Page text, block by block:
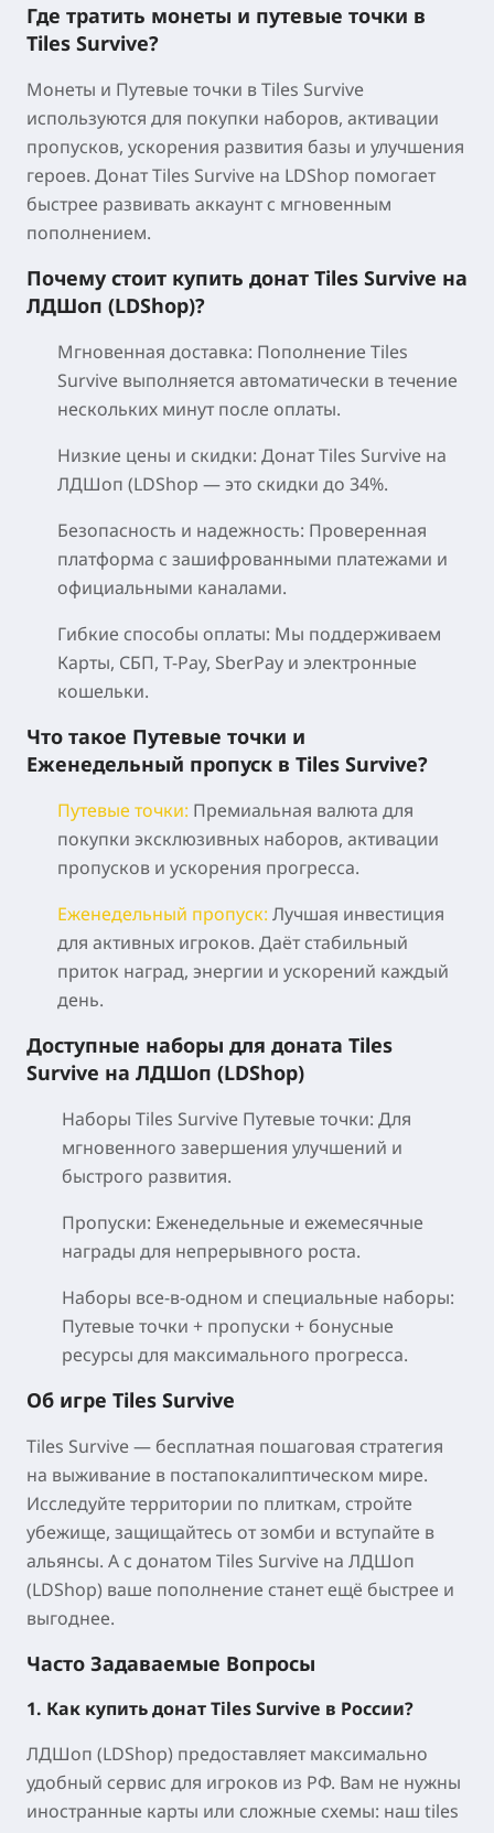
Где тратить монеты и путевые точки в
Tiles Survive?
Монеты и Путевые точки в Tiles Survive
используются для покупки наборов, активации
пропусков, ускорения развития базы и улучшения
героев. Донат Tiles Survive на LDShop помогает
быстрее развивать аккаунт с мгновенным
пополнением.
Почему стоит купить донат Tiles Survive на
ЛДШоп (LDShop)?
Мгновенная доставка: Пополнение Tiles
Survive выполняется автоматически в течение
нескольких минут после оплаты.
Низкие цены и скидки: Донат Tiles Survive на
ЛДШоп (LDShop — это скидки до 34%.
Безопасность и надежность: Проверенная
платформа с зашифрованными платежами и
официальными каналами.
Гибкие способы оплаты: Мы поддерживаем
Карты, СБП, T-Pay, SberPay и электронные
кошельки.
Что такое Путевые точки и
Еженедельный пропуск в Tiles Survive?
Путевые точки: Премиальная валюта для
покупки эксклюзивных наборов, активации
пропусков и ускорения прогресса.
Еженедельный пропуск: Лучшая инвестиция
для активных игроков. Даёт стабильный
приток наград, энергии и ускорений каждый
день.
Доступные наборы для доната Tiles
Survive на ЛДШоп (LDShop)
Наборы Tiles Survive Путевые точки: Для
мгновенного завершения улучшений и
быстрого развития.
Пропуски: Еженедельные и ежемесячные
награды для непрерывного роста.
Наборы все-в-одном и специальные наборы:
Путевые точки + пропуски + бонусные
ресурсы для максимального прогресса.
Об игре Tiles Survive
Tiles Survive— бесплатная пошаговая стратегия
на выживание в постапокалиптическом мире.
Исследуйте территории по плиткам, стройте
убежище, защищайтесь от зомби и вступайте в
альянсы. А с донатом Tiles Survive на ЛДШоп
(LDShop) ваше пополнение станет ещё быстрее и
выгоднее.
Часто Задаваемые Вопросы
1. Как купить донат Tiles Survive в России?
ЛДШоп (LDShop) предоставляет максимально
удобный сервис для игроков из РФ. Вам не нужны
иностранные карты или сложные схемы: наш tiles